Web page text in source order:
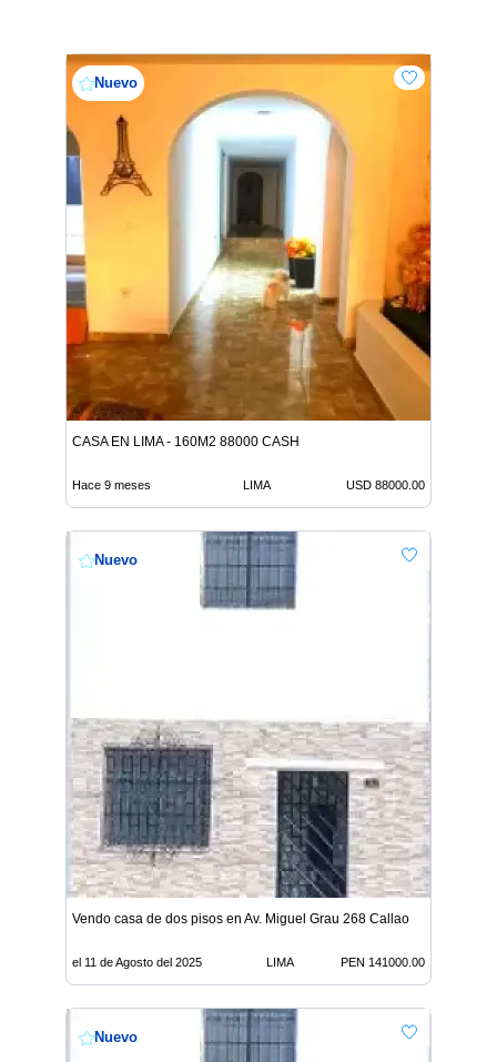
Nuevo
CASA EN LIMA - 160M2 88000 CASH
Hace 9 meses LIMA USD 88000.00
Nuevo
Vendo casa de dos pisos en Av. Miguel Grau 268 Callao
el 11 de Agosto del 2025 LIMA PEN 141000.00
Nuevo